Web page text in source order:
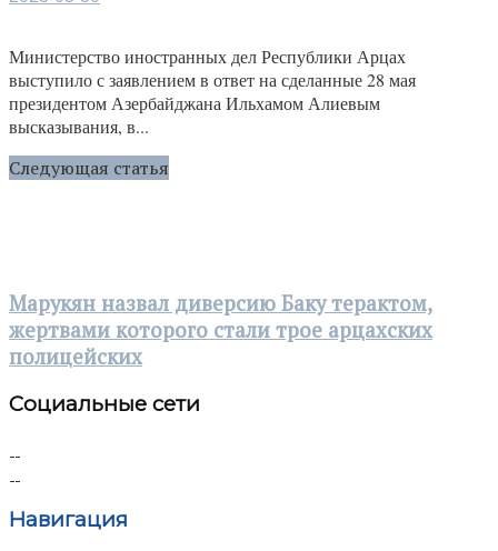
Министерство иностранных дел Республики Арцах
выступило с заявлением в ответ на сделанные 28 мая
президентом Азербайджана Ильхамом Алиевым
высказывания, в...
Следующая статья
Марукян назвал диверсию Баку терактом,
жертвами которого стали трое арцахских
полицейских
Социальные сети
Навигация